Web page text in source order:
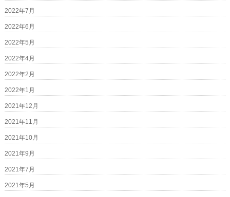
2022年7月
2022年6月
2022年5月
2022年4月
2022年2月
2022年1月
2021年12月
2021年11月
2021年10月
2021年9月
2021年7月
2021年5月